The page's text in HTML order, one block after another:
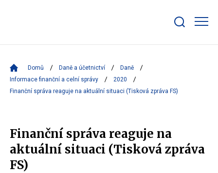
bar
Domů Daně a účetnictví
Daně
Informace finanční a celní správy
2020
Finanční správa reaguje na aktuální situaci (Tisková zpráva FS)
Finanční správa reaguje na
aktuální situaci (Tisková zpráva
FS)